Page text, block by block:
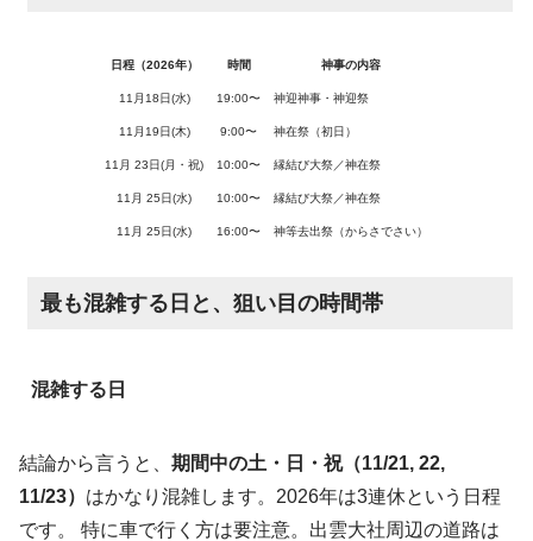
日程（2026年） 時間 神事の内容
11月18日(水) 19:00〜 神迎神事・神迎祭
11月19日(木) 9:00〜 神在祭（初日）
11月 23日(月・祝) 10:00〜 縁結び大祭／神在祭
11月 25日(水) 10:00〜 縁結び大祭／神在祭
11月 25日(水) 16:00〜 神等去出祭（からさでさい）
最も混雑する日と、狙い目の時間帯
混雑する日
結論から言うと、 期間中の土・日・祝（11/21, 22,
11/23） はかなり混雑します。2026年は3連休という日程
です。 特に車で行く方は要注意。出雲大社周辺の道路は